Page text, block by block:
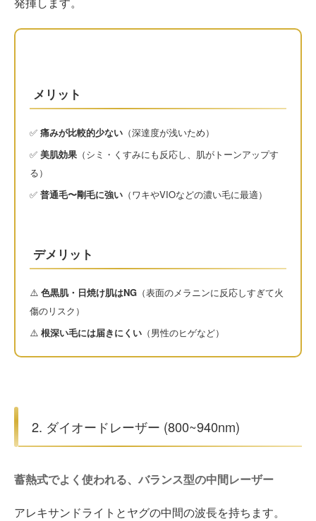
メリット
✅ 痛みが比較的少ない （深達度が浅いため）
✅ 美肌効果 （シミ・くすみにも反応し、肌がトーンアップす
る）
✅ 普通毛〜剛毛に強い （ワキやVIOなどの濃い毛に最適）
デメリット
⚠️ 色黒肌・日焼け肌はNG （表面のメラニンに反応しすぎて火
傷のリスク）
⚠️ 根深い毛には届きにくい （男性のヒゲなど）
2. ダイオードレーザー (800~940nm)
蓄熱式でよく使われる、バランス型の中間レーザー
アレキサンドライトとヤグの中間の波長を持ちます。